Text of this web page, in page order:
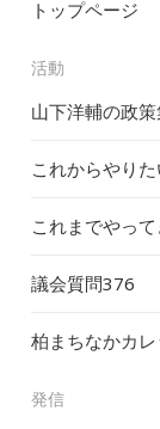
トップページ
活動
山下洋輔の政
これからやりた
これまでやっ
議会質問376
柏まちなかカ
発信